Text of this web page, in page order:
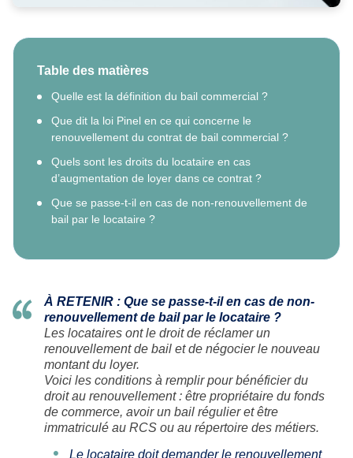
Table des matières
Quelle est la définition du bail commercial ?
Que dit la loi Pinel en ce qui concerne le
renouvellement du contrat de bail commercial ?
Quels sont les droits du locataire en cas
d’augmentation de loyer dans ce contrat ?
Que se passe-t-il en cas de non-renouvellement de
bail par le locataire ?
À RETENIR : Que se passe-t-il en cas de non-
renouvellement de bail par le locataire ?
Les locataires ont le droit de réclamer un
renouvellement de bail et de négocier le nouveau
montant du loyer.
Voici les conditions à remplir pour bénéficier du
droit au renouvellement : être propriétaire du fonds
de commerce, avoir un bail régulier et être
immatriculé au RCS ou au répertoire des métiers.
Le locataire doit demander le renouvellement